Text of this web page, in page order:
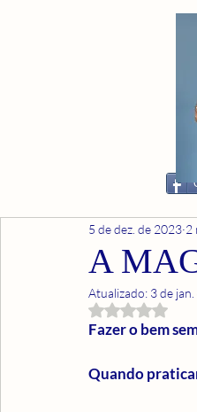
A
5 de dez. de 2023 2
Atualizado: 3 de
Avaliado
Fazer o bem
Quando